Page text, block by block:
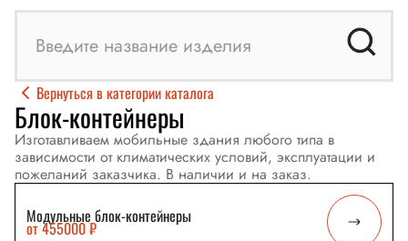
Вернуться в категории каталога
Блок-контейнеры
Изготавливаем мобильные здания любого типа в
зависимости от климатических условий, эксплуатации и
пожеланий заказчика. В наличии и на заказ.
Модульные блок-контейнеры
от 455000 ₽